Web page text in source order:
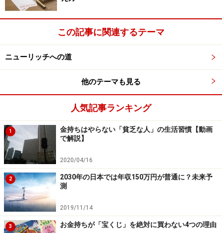
しまうので、注意が必要です。
お金持ちがSNSやゲームで時間を消費しない理由
※記事内容は執筆時点のものです。最新の内容をご確認くださ
い。
この記事に関連するテーマ
ニューリッチへの道
他のテーマも見る
人気記事ランキング
1
金持ちはやらない「貧乏な人」の生活習慣【動画
で解説】
2020/04/16
2
2030年の日本では年収150万円が普通に？未来予
測
2019/11/14
3 お金持ちが「宝くじ」を絶対に買わない4つの理由